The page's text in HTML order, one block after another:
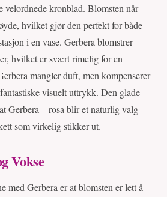
velordnede kronblad. Blomsten når
hvilket gjør den perfekt for både
i en vase. Gerbera blomstrer
hvilket er svært rimelig for en
mangler duft, men kompenserer
visuelt uttrykk. Den glade
Gerbera – rosa blir et naturlig valg
som virkelig stikker ut.
Vokse
med Gerbera er at blomsten er lett å